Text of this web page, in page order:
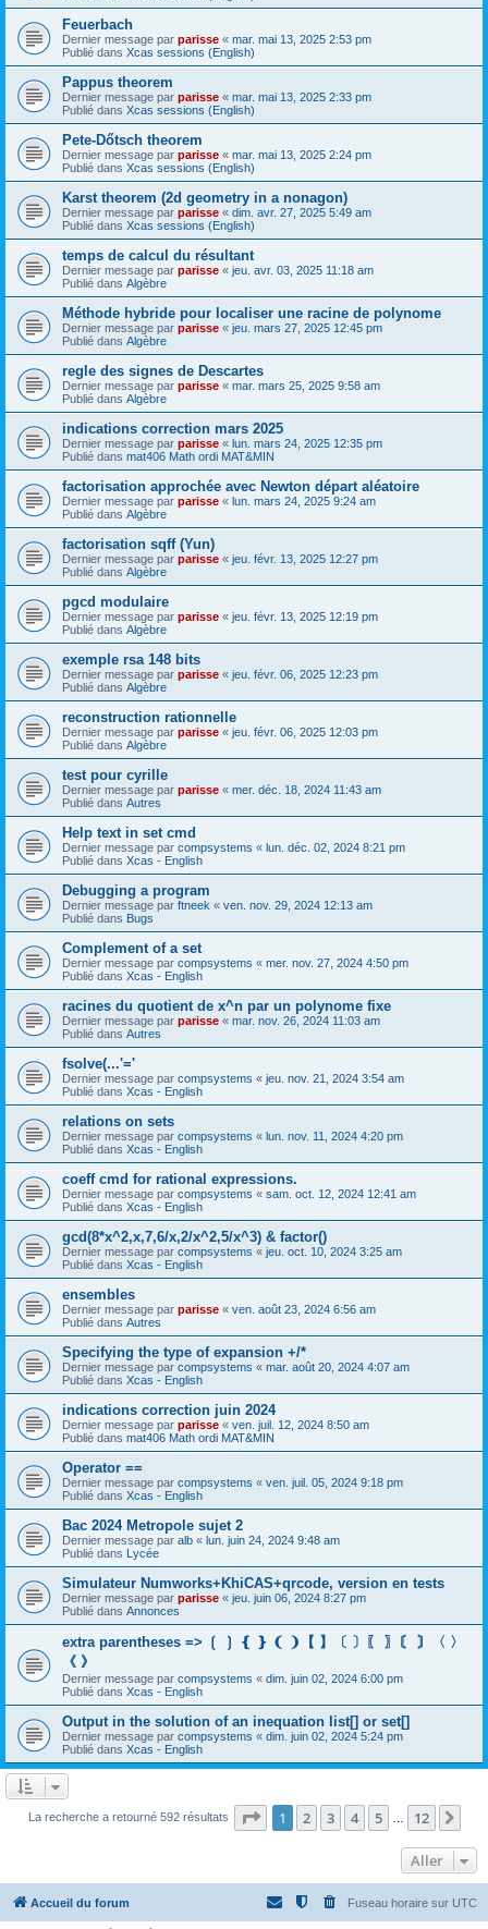
Feuerbach
Dernier message par parisse « mar. mai 13, 2025 2:53 pm
Publié dans Xcas sessions (English)
Pappus theorem
Dernier message par parisse « mar. mai 13, 2025 2:33 pm
Publié dans Xcas sessions (English)
Pete-Dőtsch theorem
Dernier message par parisse « mar. mai 13, 2025 2:24 pm
Publié dans Xcas sessions (English)
Karst theorem (2d geometry in a nonagon)
Dernier message par parisse « dim. avr. 27, 2025 5:49 am
Publié dans Xcas sessions (English)
temps de calcul du résultant
Dernier message par parisse « jeu. avr. 03, 2025 11:18 am
Publié dans Algèbre
Méthode hybride pour localiser une racine de polynome
Dernier message par parisse « jeu. mars 27, 2025 12:45 pm
Publié dans Algèbre
regle des signes de Descartes
Dernier message par parisse « mar. mars 25, 2025 9:58 am
Publié dans Algèbre
indications correction mars 2025
Dernier message par parisse « lun. mars 24, 2025 12:35 pm
Publié dans mat406 Math ordi MAT&MIN
factorisation approchée avec Newton départ aléatoire
Dernier message par parisse « lun. mars 24, 2025 9:24 am
Publié dans Algèbre
factorisation sqff (Yun)
Dernier message par parisse « jeu. févr. 13, 2025 12:27 pm
Publié dans Algèbre
pgcd modulaire
Dernier message par parisse « jeu. févr. 13, 2025 12:19 pm
Publié dans Algèbre
exemple rsa 148 bits
Dernier message par parisse « jeu. févr. 06, 2025 12:23 pm
Publié dans Algèbre
reconstruction rationnelle
Dernier message par parisse « jeu. févr. 06, 2025 12:03 pm
Publié dans Algèbre
test pour cyrille
Dernier message par parisse « mer. déc. 18, 2024 11:43 am
Publié dans Autres
Help text in set cmd
Dernier message par compsystems « lun. déc. 02, 2024 8:21 pm
Publié dans Xcas - English
Debugging a program
Dernier message par ftneek « ven. nov. 29, 2024 12:13 am
Publié dans Bugs
Complement of a set
Dernier message par compsystems « mer. nov. 27, 2024 4:50 pm
Publié dans Xcas - English
racines du quotient de x^n par un polynome fixe
Dernier message par parisse « mar. nov. 26, 2024 11:03 am
Publié dans Autres
fsolve(...'='
Dernier message par compsystems « jeu. nov. 21, 2024 3:54 am
Publié dans Xcas - English
relations on sets
Dernier message par compsystems « lun. nov. 11, 2024 4:20 pm
Publié dans Xcas - English
coeff cmd for rational expressions.
Dernier message par compsystems « sam. oct. 12, 2024 12:41 am
Publié dans Xcas - English
gcd(8*x^2,x,7,6/x,2/x^2,5/x^3) & factor()
Dernier message par compsystems « jeu. oct. 10, 2024 3:25 am
Publié dans Xcas - English
ensembles
Dernier message par parisse « ven. août 23, 2024 6:56 am
Publié dans Autres
Specifying the type of expansion +/*
Dernier message par compsystems « mar. août 20, 2024 4:07 am
Publié dans Xcas - English
indications correction juin 2024
Dernier message par parisse « ven. juil. 12, 2024 8:50 am
Publié dans mat406 Math ordi MAT&MIN
Operator ==
Dernier message par compsystems « ven. juil. 05, 2024 9:18 pm
Publié dans Xcas - English
Bac 2024 Metropole sujet 2
Dernier message par alb « lun. juin 24, 2024 9:48 am
Publié dans Lycée
Simulateur Numworks+KhiCAS+qrcode, version en tests
Dernier message par parisse « jeu. juin 06, 2024 8:27 pm
Publié dans Annonces
extra parentheses => ❲ ❳ ❴ ❵ ❨ ❩【 】〔 〕〖 〗〘 〙〈 〉
《 》
Dernier message par compsystems « dim. juin 02, 2024 6:00 pm
Publié dans Xcas - English
Output in the solution of an inequation list[] or set[]
Dernier message par compsystems « dim. juin 02, 2024 5:24 pm
Publié dans Xcas - English
La recherche a retourné 592 résultats Page 1sur12
1 2 3 4 5 12
Aller
Accueil du forum Fuseau horaire sur UTC